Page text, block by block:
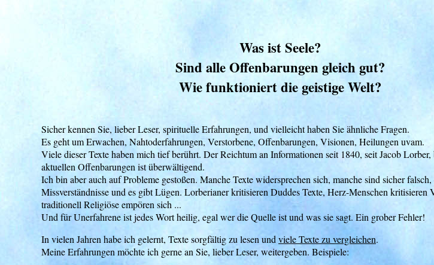
Was ist Seele?
Sind alle Offenbarungen gleich gut?
Wie funktioniert die geistige Welt?
Sicher kennen Sie, lieber Leser, spirituelle Erfahrungen, und vielleicht haben Sie ähnliche Fragen.
Es geht um Erwachen, Nahtoderfahrungen, Verstorbene, Offenbarungen, Visionen, Heilungen uvam.
Viele dieser Texte haben mich tief berührt. Der Reichtum an Informationen seit 1840, seit Jacob Lorber,
aktuellen Offenbarungen ist überwältigend.
Ich bin aber auch auf Probleme gestoßen. Manche Texte widersprechen sich, manche sind sicher
Missverständnisse und es gibt Lügen. Lorberianer kritisieren Duddes Texte, Herz-Menschen kritisieren
traditionell Religiöse empören sich ...
Und für Unerfahrene ist jedes Wort heilig, egal wer die Quelle ist und was sie sagt. Ein grober Fehler!
In vielen Jahren habe ich gelernt, Texte sorgfältig zu lesen undviele Texte zu vergleichen.
Meine Erfahrungen möchte ich gerne an Sie, lieber Leser, weitergeben. Beispiele: